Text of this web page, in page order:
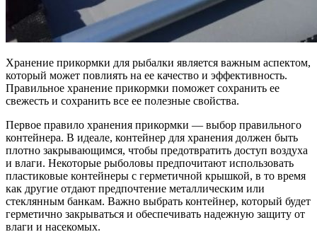
Хранение прикормки для рыбалки является важным аспектом,
который может повлиять на ее качество и эффективность.
Правильное хранение прикормки поможет сохранить ее
свежесть и сохранить все ее полезные свойства.
Первое правило хранения прикормки — выбор правильного
контейнера. В идеале, контейнер для хранения должен быть
плотно закрывающимся, чтобы предотвратить доступ воздуха
и влаги. Некоторые рыболовы предпочитают использовать
пластиковые контейнеры с герметичной крышкой, в то время
как другие отдают предпочтение металлическим или
стеклянным банкам. Важно выбрать контейнер, который будет
герметично закрываться и обеспечивать надежную защиту от
влаги и насекомых.